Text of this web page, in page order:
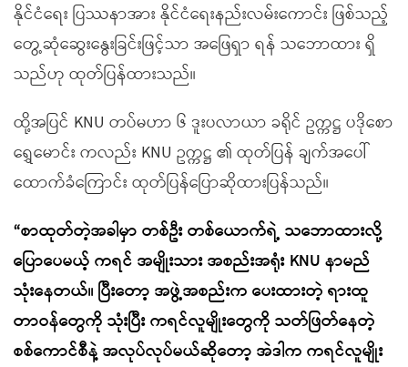
နိုင်ငံရေး ပြဿနာအား နိုင်ငံရေးနည်းလမ်းကောင်း ဖြစ်သည့်
တွေ့ဆုံဆွေးနွေးခြင်းဖြင့်သာ အဖြေရှာ ရန် သဘောထား ရှိ
သည်ဟု ထုတ်ပြန်ထားသည်။
ထို့အပြင် KNU တပ်မဟာ ၆ ဒူးပလာယာ ခရိုင် ဥက္ကဋ္ဌ ပဒိုစော
ရွှေမောင်း ကလည်း KNU ဥက္ကဋ္ဌ ၏ ထုတ်ပြန် ချက်အပေါ်
ထောက်ခံကြောင်း ထုတ်ပြန်ပြောဆိုထားပြန်သည်။
“စာထုတ်တဲ့အခါမှာ တစ်ဦး တစ်ယောက်ရဲ့ သဘောထားလို့
ပြောပေမယ့် ကရင် အမျိုးသား အစည်းအရုံး KNU နာမည်
သုံးနေတယ်။ ပြီးတော့ အဖွဲ့အစည်းက ပေးထားတဲ့ ရားထူ
တာဝန်တွေကို သုံးပြီး ကရင်လူမျိုးတွေကို သတ်ဖြတ်နေတဲ့
စစ်ကောင်စီနဲ့ အလုပ်လုပ်မယ်ဆိုတော့ အဲဒါက ကရင်လူမျိုး